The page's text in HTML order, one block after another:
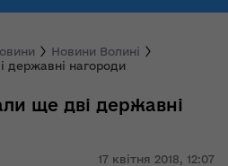
Новини Волині
державні нагороди
17 квітня 2018, 12:07
ще дві державні